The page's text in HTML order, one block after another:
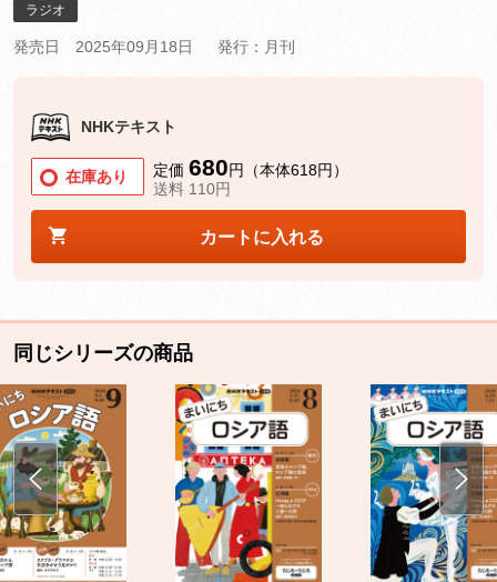
ラジオ
発売日 2025年09月18日 発行：月刊
NHKテキスト
在庫あり 定価 680円（本体618円）
送料 110円
カートに入れる
同じシリーズの商品